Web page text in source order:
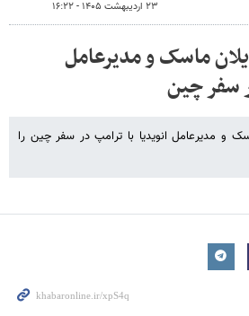
۲۳ اردیبهشت ۱۴۰۵ - ۱۶:۲۲
ماسک و مدیرعامل
سفر چین
و مدیرعامل انویدیا با ترامپ در سفر چین را